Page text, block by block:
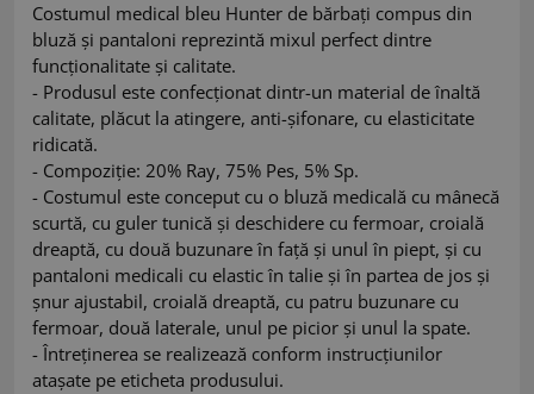
Costumul medical bleu Hunter de bărbați compus din
bluză și pantaloni reprezintă mixul perfect dintre
funcționalitate și calitate.
- Produsul este confecționat dintr-un material de înaltă
calitate, plăcut la atingere, anti-șifonare, cu elasticitate
ridicată.
- Compoziție: 20% Ray, 75% Pes, 5% Sp.
- Costumul este conceput cu o bluză medicală cu mânecă
scurtă, cu guler tunică și deschidere cu fermoar, croială
dreaptă, cu două buzunare în față și unul în piept, și cu
pantaloni medicali cu elastic în talie și în partea de jos și
șnur ajustabil, croială dreaptă, cu patru buzunare cu
fermoar, două laterale, unul pe picior și unul la spate.
- Întreținerea se realizează conform instrucțiunilor
atașate pe eticheta produsului.